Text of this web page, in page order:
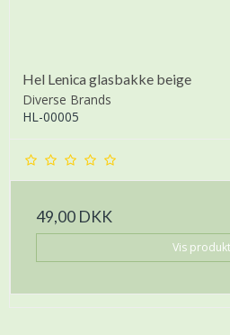
Hel Lenica glasbakke beige
Diverse Brands
HL-00005
49,00 DKK
Vis produkt